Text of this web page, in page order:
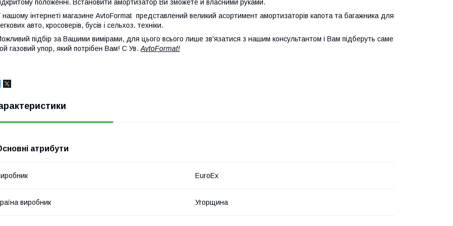
положенні. Встановити амортизатор Ви зможете й власними руками.
нашому інтернеті магазине AvtoFormat представлений великий асортимент амортизаторів капота та багажника для
авто, кросоверів, бусів і сельхоз. техніки.
підбір за Вашими вимірами, для цього всього лише зв'язатися з нашим консультантом і Вам підберуть саме
газовий упор, який потрібен Вам! С Ув.AvtoFormat!
атрибути
EuroEx
виробник Угорщина